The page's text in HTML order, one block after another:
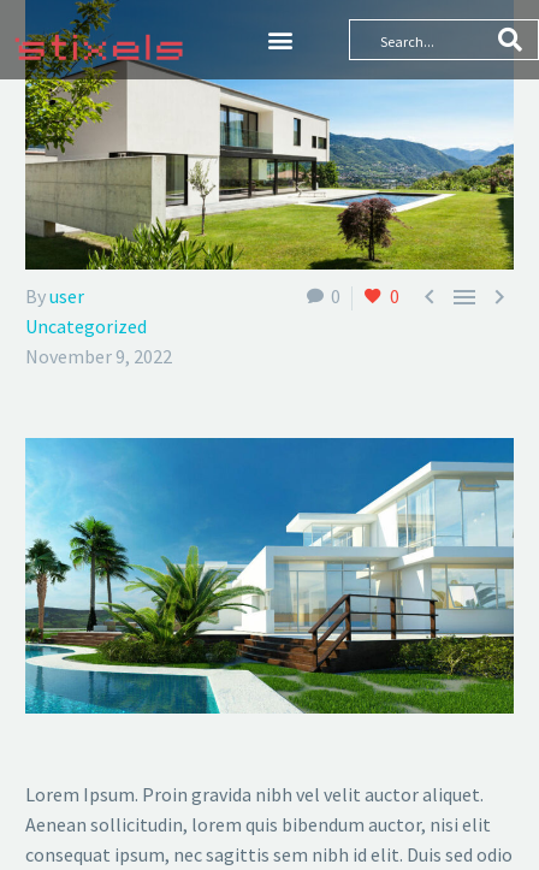
0 0   
Byuser
Uncategorized
November 9, 2022
Lorem Ipsum. Proin gravida nibh vel velit auctor aliquet.
Aenean sollicitudin, lorem quis bibendum auctor, nisi elit
consequat ipsum, nec sagittis sem nibh id elit. Duis sed odio